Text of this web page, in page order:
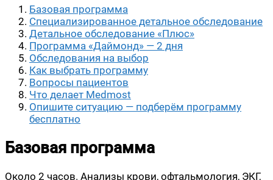
Базо­вая программа
Спе­ци­а­ли­зи­ро­ван­ное деталь­ное обследование
Деталь­ное обсле­до­ва­ние «Плюс»
Про­грам­ма «Дай­монд» — 2 дня
Обсле­до­ва­ния на выбор
Как выбрать программу
Вопро­сы пациентов
Что дела­ет Medmost
Опи­ши­те ситу­а­цию — под­бе­рём про­грам­му
бесплатно
Базовая программа
Око­ло 2 часов. Ана­ли­зы кро­ви, офталь­мо­ло­гия, ЭКГ,